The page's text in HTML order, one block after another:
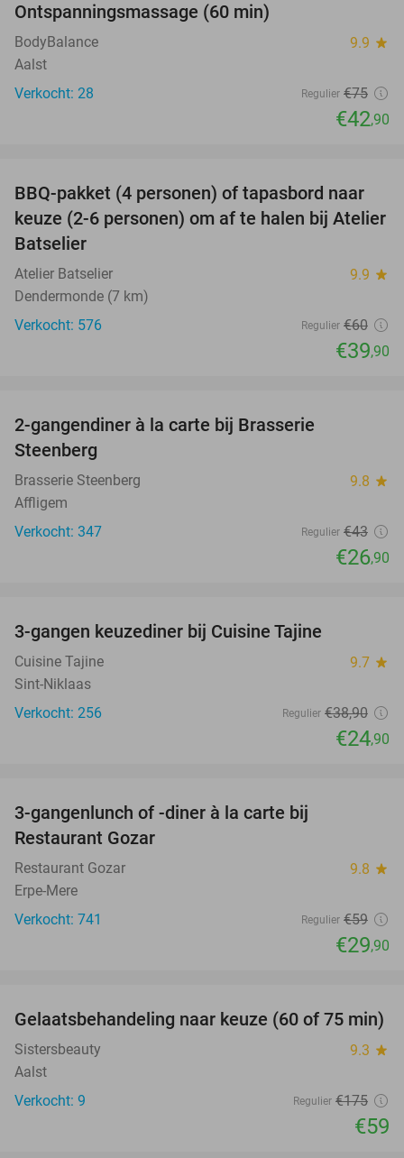
Ontspanningsmassage (60 min)
BodyBalance 9.9 star
Aalst
Verkocht: 28
Regulier €75
€42,90
34%
BBQ-pakket (4 personen) of tapasbord naar
keuze (2-6 personen) om af te halen bij Atelier
Batselier
Atelier Batselier 9.9 star
Dendermonde (7 km)
Verkocht: 576
Regulier €60
€39,90
2-gangendiner à la carte bij Brasserie
Steenberg
Brasserie Steenberg 9.8 star
Affligem
Verkocht: 347
Regulier €43
€26,90
3-gangen keuzediner bij Cuisine Tajine
Cuisine Tajine 9.7 star
Sint-Niklaas
Verkocht: 256
Regulier €38,90
€24,90
3-gangenlunch of -diner à la carte bij
Restaurant Gozar
Restaurant Gozar 9.8 star
Erpe-Mere
Verkocht: 741
Regulier €59
€29,90
66%
Gelaatsbehandeling naar keuze (60 of 75 min)
Sistersbeauty 9.3 star
Aalst
Verkocht: 9
Regulier €175
€59